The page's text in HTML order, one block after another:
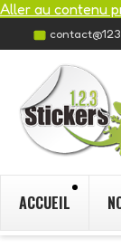
Aller au contenu
ACCUEIL